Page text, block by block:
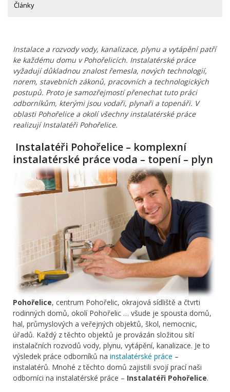
Články
Instalace a rozvody vody, kanalizace, plynu a vytápění patří
ke každému domu v Pohořelicích. Instalatérské práce
vyžadují důkladnou znalost řemesla, nových technologií,
norem, stavebních zákonů, pracovních a technologických
postupů. Proto je samozřejmostí přenechat tuto práci
odborníkům, kterými jsou vodaři, plynaři a topenáři. V
oblasti Pohořelice a okolí všechny instalatérské práce
realizují Instalatéři Pohořelice.
Instalatéři Pohořelice – komplexní
instalatérské práce voda – topení – plyn
Pohořelice, centrum Pohořelic, okrajová sídliště a čtvrti
rodinných domů, okolí Pohořelic … všude je spousta domů,
hal, průmyslových a veřejných objektů, škol, nemocnic,
úřadů. Každý z těchto objektů je provázán složitou sítí
instalačních rozvodů vody, plynu, vytápění, kanalizace. Je to
výsledek práce odborníků na instalatérské práce –
instalatérů. Mnohé z těchto domů zajistili svojí prací naši
odborníci na instalatérské práce – Instalatéři Pohořelice.